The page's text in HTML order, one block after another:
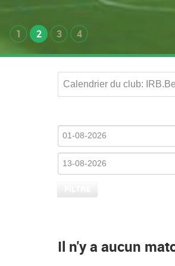
1 2 3 4
Calendrier du club:
Il n'y a aucun